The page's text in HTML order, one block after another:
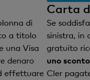
di
a titolo
una Visa
denaro
effettuare
Carta
Se
sinistra, in
gratuito
uno
Cler